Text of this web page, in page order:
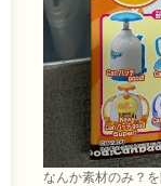
なんか素材のみ？